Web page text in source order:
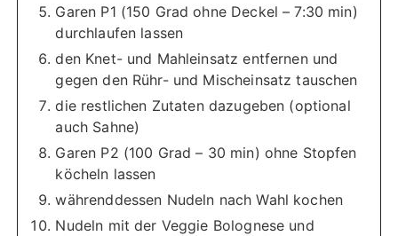
Garen P1 (150 Grad ohne Deckel – 7:30 min)
durchlaufen lassen
den Knet- und Mahleinsatz entfernen und
gegen den Rühr- und Mischeinsatz tauschen
die restlichen Zutaten dazugeben (optional
auch Sahne)
Garen P2 (100 Grad – 30 min) ohne Stopfen
köcheln lassen
währenddessen Nudeln nach Wahl kochen
Nudeln mit der Veggie Bolognese und